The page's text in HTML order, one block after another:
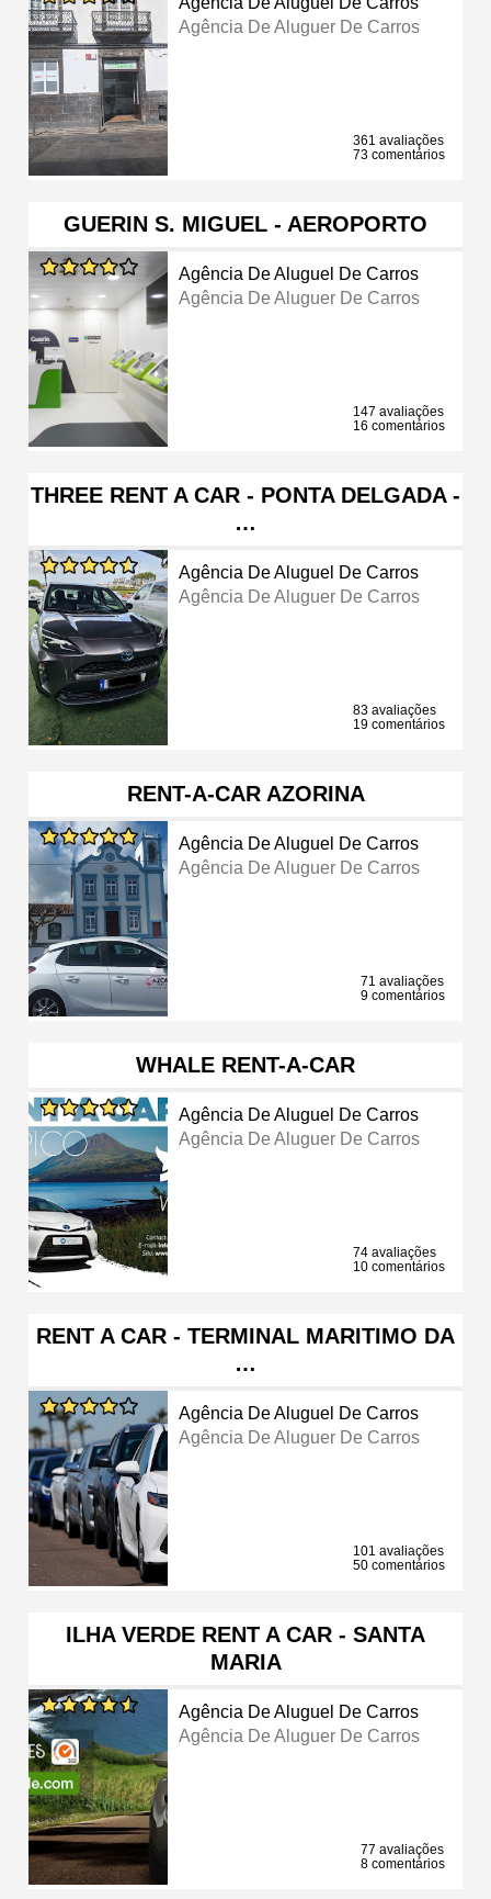
Agência De Aluguer De Carros
361 avaliações
73 comentários
GUERIN S. MIGUEL - AEROPORTO
Agência De Aluguel De Carros
Agência De Aluguer De Carros
147 avaliações
16 comentários
THREE RENT A CAR - PONTA DELGADA -
…
Agência De Aluguel De Carros
Agência De Aluguer De Carros
83 avaliações
19 comentários
RENT-A-CAR AZORINA
Agência De Aluguel De Carros
Agência De Aluguer De Carros
71 avaliações
9 comentários
WHALE RENT-A-CAR
Agência De Aluguel De Carros
Agência De Aluguer De Carros
74 avaliações
10 comentários
RENT A CAR - TERMINAL MARITIMO DA
…
Agência De Aluguel De Carros
Agência De Aluguer De Carros
101 avaliações
50 comentários
ILHA VERDE RENT A CAR - SANTA
MARIA
Agência De Aluguel De Carros
Agência De Aluguer De Carros
77 avaliações
8 comentários